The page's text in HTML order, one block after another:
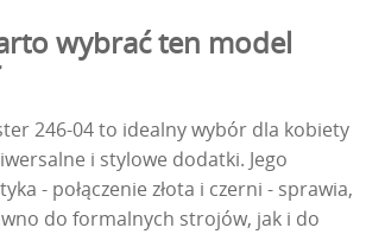
wybrać ten model
246-04 to idealny wybór dla kobiety
i stylowe dodatki. Jego
- połączenie złota i czerni - sprawia,
do formalnych strojów, jak i do